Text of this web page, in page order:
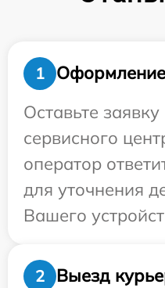
1
Оставьте
сервисного
оператор
для уточнения
Вашего
2
Выезд